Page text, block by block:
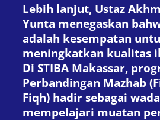
Lebih lanjut, Ustaz
Yunta menegaskan
adalah kesempatan
meningkatkan kualitas
Di STIBA Makassar,
Perbandingan Mazhab
Fiqh) hadir sebagai
mempelajari muatan